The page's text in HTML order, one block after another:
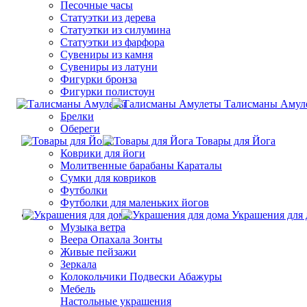
Песочные часы
Статуэтки из дерева
Статуэтки из силумина
Статуэтки из фарфора
Сувениры из камня
Сувениры из латуни
Фигурки бронза
Фигурки полистоун
Талисманы
Брелки
Обереги
Товары для Йога
Коврики для йоги
Молитвенные барабаны Караталы
Сумки для ковриков
Футболки
Футболки для маленьких йогов
Украшения для
Музыка ветра
Веера Опахала Зонты
Живые пейзажи
Зеркала
Колокольчики Подвески Абажуры
Мебель
Настольные украшения